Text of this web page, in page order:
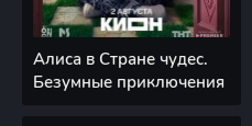
Алиса в Стране чудес.
Безумные приключения